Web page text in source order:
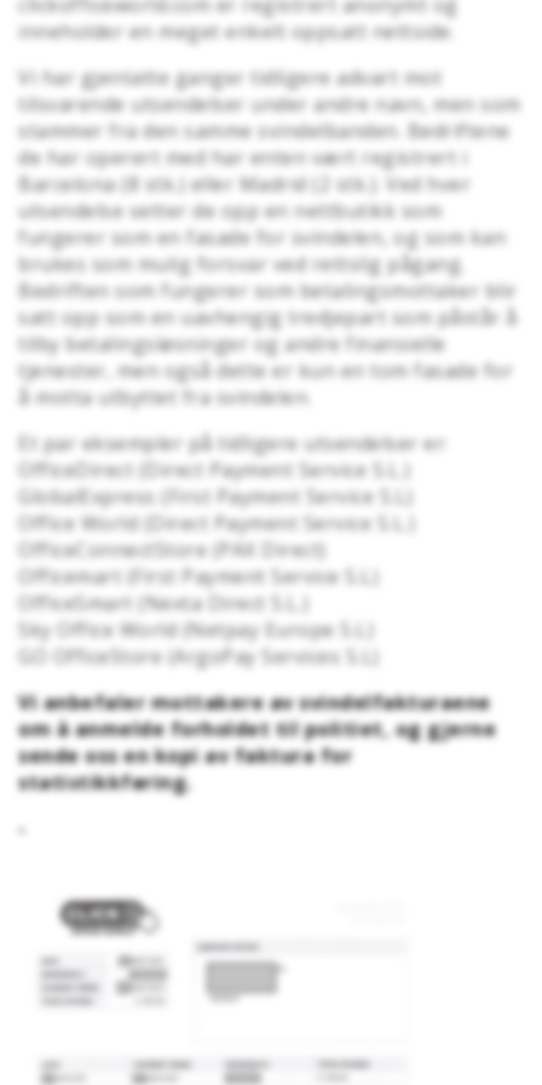
inneholder en meget enkelt oppsatt nettside.
Vi har gjentatte ganger tidligere advart mot
tilsvarende utsendelser under andre navn, men som
stammer fra den samme svindelbanden. Bedriftene
de har operert med har enten vært registrert i
Barcelona (8 stk.) eller Madrid (2 stk.). Ved hver
utsendelse setter de opp en nettbutikk som
fungerer som en fasade for svindelen, og som kan
brukes som mulig forsvar ved rettslig pågang.
Bedriften som fungerer som betalingsmottaker blir
satt opp som en uavhengig tredjepart som påstår å
tilby betalingsløsninger og andre finansielle
tjenester, men også dette er kun en tom fasade for
å motta utbyttet fra svindelen.
Et par eksempler på tidligere utsendelser er:
OfficeDirect (Direct Payment Service S.L.)
GlobalExpress (First Payment Service S.L)
Office World (Direct Payment Service S.L.)
OfficeConnectStore (PAX Direct)
Officemart (First Payment Service S.L)
OfficeSmart (Nexta Direct S.L.)
Sky Office World (Netpay Europe S.L)
GO OfficeStore (ArgoPay Services S.L)
Vi anbefaler mottakere av svindelfakturaene
om å anmelde forholdet til politiet, og gjerne
sende oss en kopi av faktura for
statistikkføring.
-